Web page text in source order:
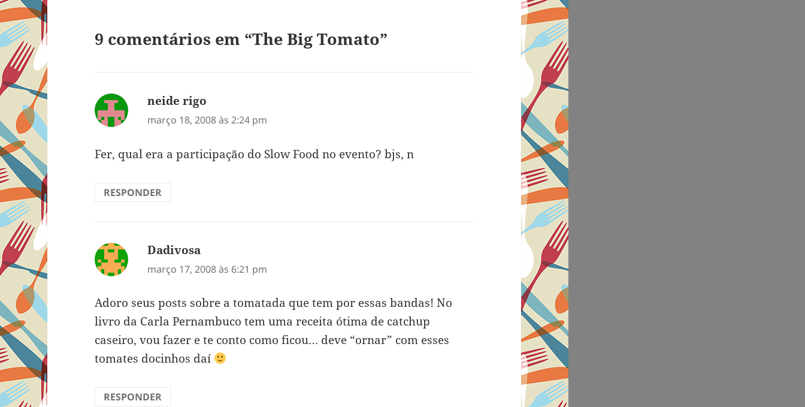
9 comentários em “The Big Tomato”
neide rigo
março 18, 2008 às 2:24 pm
Fer, qual era a participação do Slow Food no evento? bjs, n
RESPONDER
Dadivosa
março 17, 2008 às 6:21 pm
Adoro seus posts sobre a tomatada que tem por essas bandas! No
livro da Carla Pernambuco tem uma receita ótima de catchup
caseiro, vou fazer e te conto como ficou… deve “ornar” com esses
tomates docinhos daí
RESPONDER